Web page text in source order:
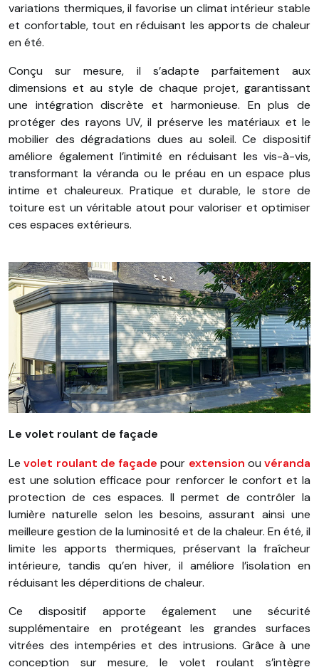
variations thermiques, il favorise un climat intérieur stable
et confortable, tout en réduisant les apports de chaleur
en été.
Conçu sur mesure, il s’adapte parfaitement aux
dimensions et au style de chaque projet, garantissant
une intégration discrète et harmonieuse. En plus de
protéger des rayons UV, il préserve les matériaux et le
mobilier des dégradations dues au soleil. Ce dispositif
améliore également l’intimité en réduisant les vis-à-vis,
transformant la véranda ou le préau en un espace plus
intime et chaleureux. Pratique et durable, le store de
toiture est un véritable atout pour valoriser et optimiser
ces espaces extérieurs.
Le volet roulant de façade
Levolet roulant de façade pour extension ou véranda
est une solution efficace pour renforcer le confort et la
protection de ces espaces. Il permet de contrôler la
lumière naturelle selon les besoins, assurant ainsi une
meilleure gestion de la luminosité et de la chaleur. En été, il
limite les apports thermiques, préservant la fraîcheur
intérieure, tandis qu’en hiver, il améliore l’isolation en
réduisant les déperditions de chaleur.
Ce dispositif apporte également une sécurité
supplémentaire en protégeant les grandes surfaces
vitrées des intempéries et des intrusions. Grâce à une
conception sur mesure, le volet roulant s’intègre